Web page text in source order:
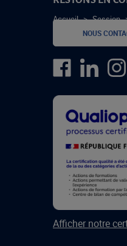
Accueil > Session
NOUS
Afficher notre